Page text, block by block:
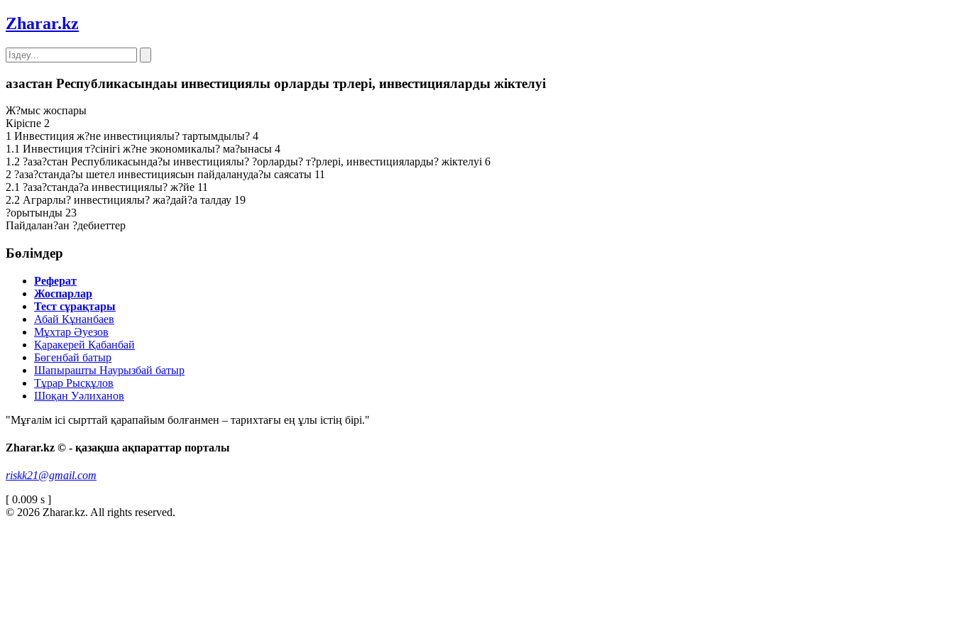
Zharar.kz
азастан Республикасындаы инвестициялы орларды трлері, инвестицияларды жіктелуі
Ж?мыс жоспары
Кіріспе 2
1 Инвестиция ж?не инвестициялы? тартымдылы? 4
1.1 Инвестиция т?сінігі ж?не экономикалы? ма?ынасы 4
1.2 ?аза?стан Республикасында?ы инвестициялы? ?орларды? т?рлері, инвестицияларды? жіктелуі 6
2 ?аза?станда?ы шетел инвестициясын пайдалануда?ы саясаты 11
2.1 ?аза?станда?а инвестициялы? ж?йе 11
2.2 Аграрлы? инвестициялы? жа?дай?а талдау 19
?орытынды 23
Пайдалан?ан ?дебиеттер
Бөлімдер
Реферат
Жоспарлар
Тест сұрақтары
Абай Құнанбаев
Мұхтар Әуезов
Қаракерей Қабанбай
Бөгенбай батыр
Шапырашты Наурызбай батыр
Тұрар Рысқұлов
Шоқан Уәлиханов
"Мұғалім ісі сырттай қарапайым болғанмен – тарихтағы ең ұлы істің бірі."
Zharar.kz © - қазақша ақпараттар порталы
riskk21@gmail.com
[ 0.009 s ]
© 2026 Zharar.kz. All rights reserved.